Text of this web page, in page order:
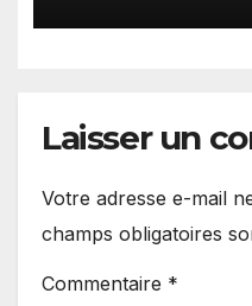
Laisser un
Votre adresse e-mail
champs obligatoires
Commentaire *